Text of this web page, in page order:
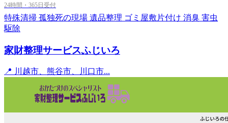
24時間・365日受付
特殊清掃 孤独死の現場 遺品整理 ゴミ屋敷片付け 消臭 害虫
駆除
家財整理サービスふじいろ
📍 川越市、熊谷市、川口市...